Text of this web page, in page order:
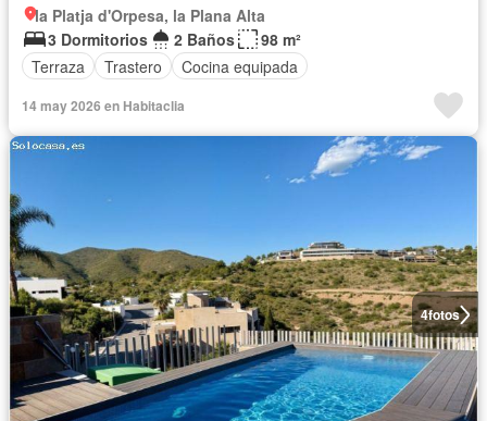
la Platja d'Orpesa, la Plana Alta
3 Dormitorios
2 Baños
98 m²
Terraza
Trastero Cocina equipada
14 may 2026 en Habitaclia
4fotos